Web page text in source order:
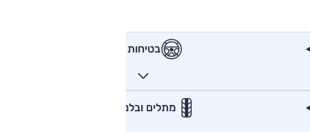
בטיחות
מתלים ובלמים